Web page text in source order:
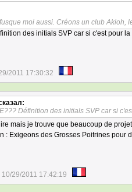
moi aussi. Créons un club Akioh, le
des initials SVP car si c'est pour
2011 17:30:32
Définition des initials SVP car si
mais je trouve que beaucoup de
: Exigeons des Grosses Poitrines pour
10/29/2011 17:42:19